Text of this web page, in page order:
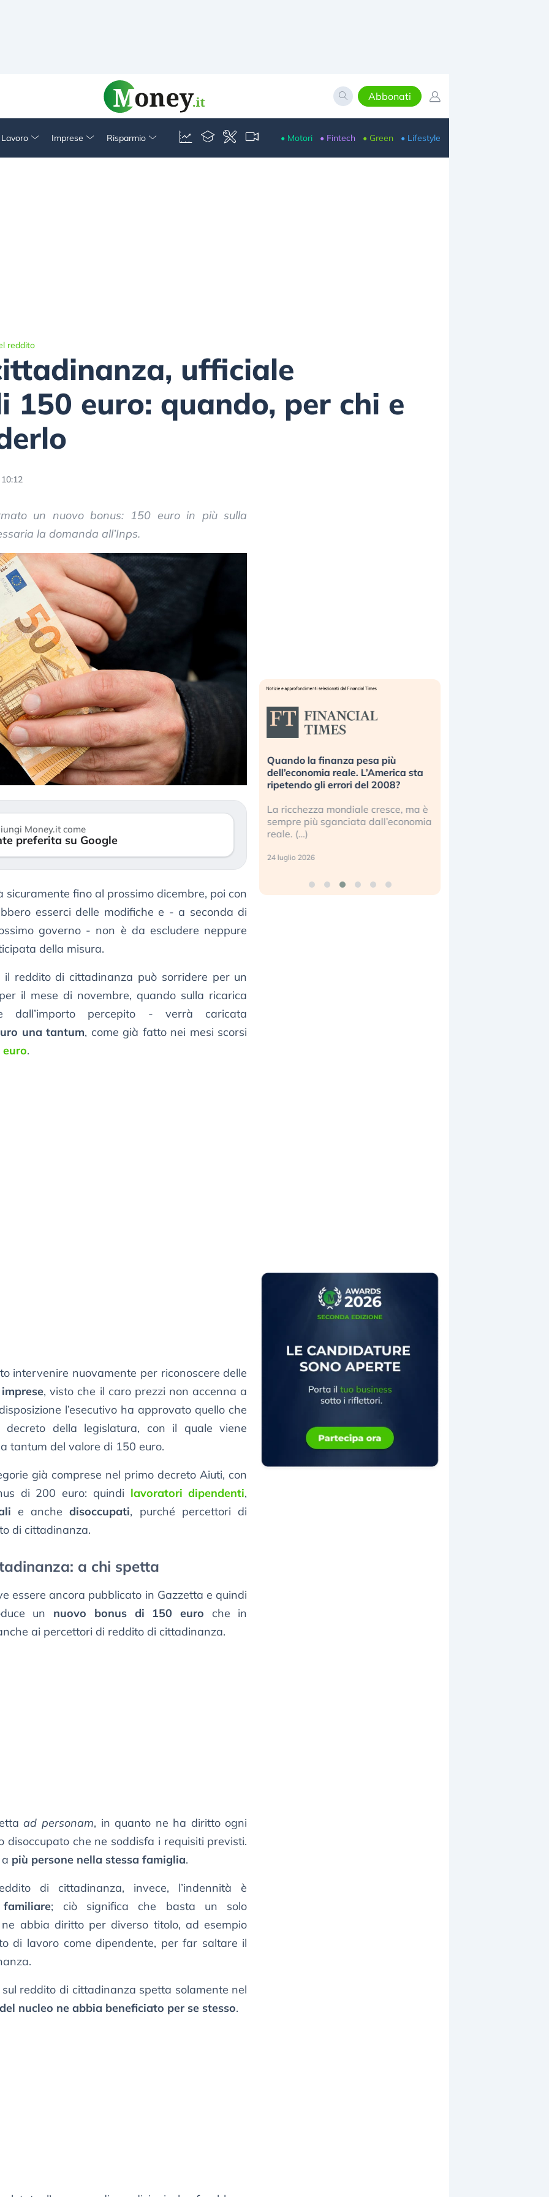
Abbonati
Imprese Risparmio • Motori • Fintech • Green • Lifestyle
reddito
ufficiale
150 euro: quando, per chi e
un nuovo bonus: 150 euro in più sulla
la domanda all’Inps.
Money.it come
preferita su Google
sicuramente fino al prossimo dicembre, poi con
esserci delle modifiche e - a seconda di
governo - non è da escludere neppure
della misura.
reddito di cittadinanza può sorridere per un
il mese di novembre, quando sulla ricarica
dall’importo percepito - verrà caricata
una tantum, come già fatto nei mesi scorsi
euro.
intervenire nuovamente per riconoscere delle
, visto che il caro prezzi non accenna a
l’esecutivo ha approvato quello che
decreto della legislatura, con il quale viene
tantum del valore di 150 euro.
già comprese nel primo decreto Aiuti, con
di 200 euro: quindi lavoratori dipendenti,
e anchedisoccupati, purché percettori di
di cittadinanza.
a chi spetta
essere ancora pubblicato in Gazzetta e quindi
un nuovo bonus di 150 euro che in
ai percettori di reddito di cittadinanza.
ad personam, in quanto ne ha diritto ogni
disoccupato che ne soddisfa i requisiti previsti.
più persone nella stessa famiglia.
di cittadinanza, invece, l’indennità è
; ciò significa che basta un solo
abbia diritto per diverso titolo, ad esempio
di lavoro come dipendente, per far saltare il
reddito di cittadinanza spetta solamente nel
nucleo ne abbia beneficiato per se stesso.
alla
il
«La mia vita è rovinata». Investitori
in preda al panico dopo lo scoppio
della bolla AI
Kospi, mentre gli investitori retail (…)
30 luglio 2026
Quando la finanza pesa più
dell’economia reale. L’America sta
ripetendo gli errori del 2008?
La ricchezza mondiale cresce, ma è
sempre più sganciata dall’economia
reale. (…)
24 luglio 2026